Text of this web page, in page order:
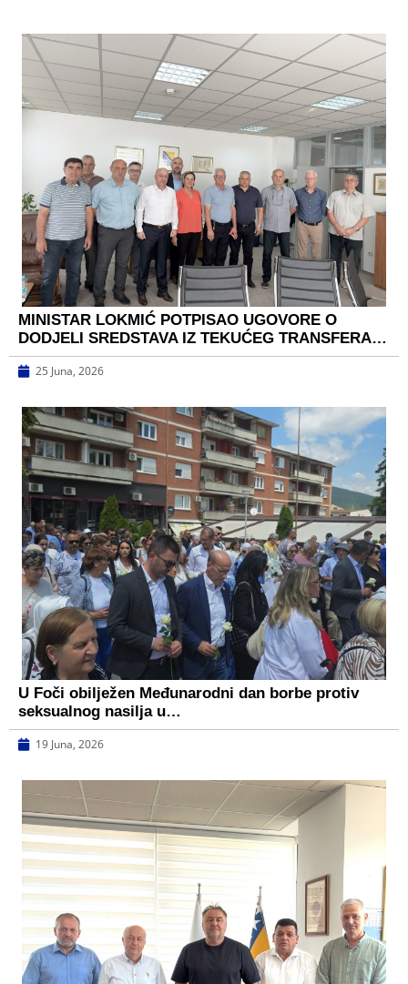
MINISTAR LOKMIĆ POTPISAO UGOVORE O
DODJELI SREDSTAVA IZ TEKUĆEG TRANSFERA…
25 Juna, 2026
U Foči obilježen Međunarodni dan borbe protiv
seksualnog nasilja u…
19 Juna, 2026